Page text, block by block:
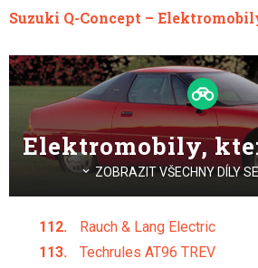
Elektromobily,
ZOBRAZIT VŠECHNY DÍLY
Rauch & Lang Electric
Techrules AT96 TREV
Suzuki Q-Concept –